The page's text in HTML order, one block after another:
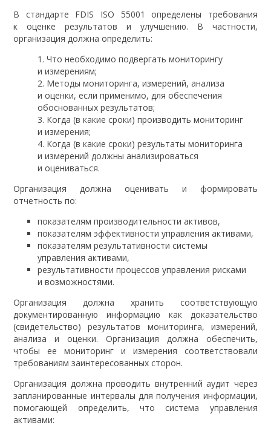
В стандарте FDIS ISO 55001 определены требования
к оценке результатов и улучшению. В частности,
организация должна определить:
Что необходимо подвергать мониторингу
и измерениям;
Методы мониторинга, измерений, анализа
и оценки, если применимо, для обеспечения
обоснованных результатов;
Когда (в какие сроки) производить мониторинг
и измерения;
Когда (в какие сроки) результаты мониторинга
и измерений должны анализироваться
и оцениваться.
Организация должна оценивать и формировать
отчетность по:
показателям производительности активов,
показателям эффективности управления активами,
показателям результативности системы
управления активами,
результативности процессов управления рисками
и возможностями.
Организация должна хранить соответствующую
документированную информацию как доказательство
(свидетельство) результатов мониторинга, измерений,
анализа и оценки. Организация должна обеспечить,
чтобы ее мониторинг и измерения соответствовали
требованиям заинтересованных сторон.
Организация должна проводить внутренний аудит через
запланированные интервалы для получения информации,
помогающей определить, что система управления
активами: